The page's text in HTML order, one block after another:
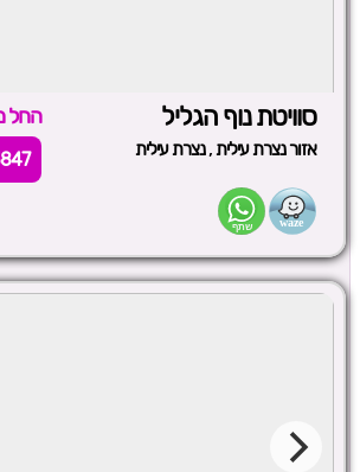
סוויטת נוף הגליל החל
אזור נצרת עילית,נצרת עילית